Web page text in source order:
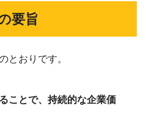
要旨
とおりです。
ことで、持続的な企業価